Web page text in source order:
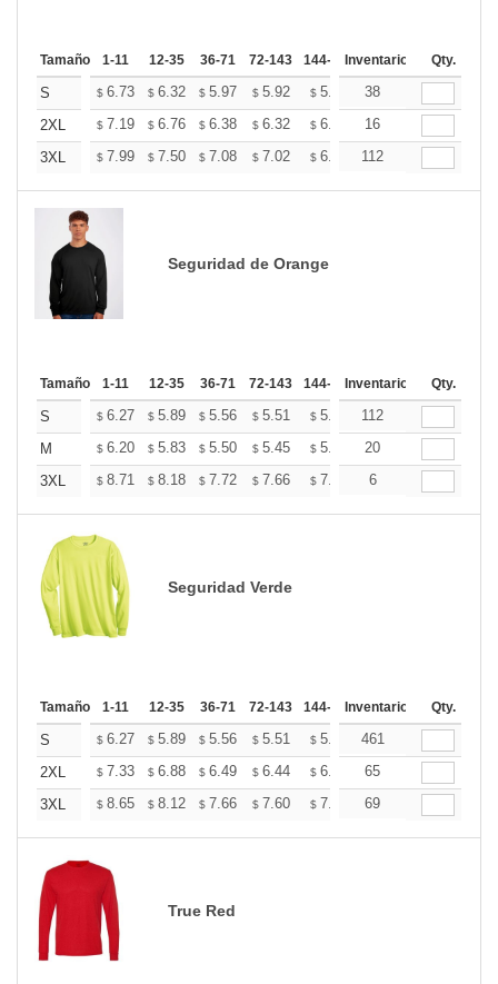
Tamaño 1-11 12-35 36-71 72-143 144-287 288 + Más
Inventario Qty.
S $ 6.73 $ 6.32 $ 5.97 $ 5.92 $ 5.81 $5.76
38
2XL
$ 7.19 $ 6.76 $ 6.38 $ 6.32 $ 6.21 $6.16
16
3XL
$ 7.99 $ 7.50 $ 7.08 $ 7.02 $ 6.90 $6.84
112
Seguridad de Orange
Tamaño 1-11 12-35 36-71 72-143 144-287 288 + Más
Inventario Qty.
S $ 6.27 $ 5.89 $ 5.56 $ 5.51 $ 5.41 $5.37
112
M
$ 6.20 $ 5.83 $ 5.50 $ 5.45 $ 5.36 $5.31
20
3XL
$ 8.71 $ 8.18 $ 7.72 $ 7.66 $ 7.52 $
6
Seguridad Verde
Tamaño 1-11 12-35 36-71 72-143 144-287 288 + Más
Inventario Qty.
S $ 6.27 $ 5.89 $ 5.56 $ 5.51 $ 5.41 $5.37
461
2XL
$ 7.33 $ 6.88 $ 6.49 $ 6.44 $ 6.33 $6.27
65
3XL
$ 8.65 $ 8.12 $ 7.66 $ 7.60 $ 7.47 $7.40
69
True Red